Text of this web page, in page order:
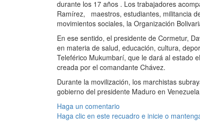
durante los 17 años . Los trabajadores
Ramírez, maestros, estudiantes, militancia
movimientos sociales, la Organización
En ese sentido, el presidente de Cormetur,
en materia de salud, educación, cultura,
Teleférico Mukumbarí, que le dará al estado
creada por el comandante Chávez.
Durante la movilización, los marchistas
gobierno del presidente Maduro en
Haga un comentario
Haga clic en este recuadro e inicie o